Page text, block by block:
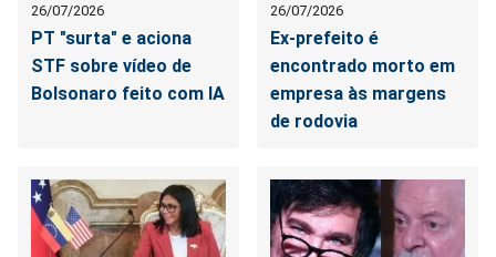
26/07/2026
PT "surta" e aciona
STF sobre vídeo de
Bolsonaro feito com IA
26/07/2026
Ex-prefeito é
encontrado morto em
empresa às margens
de rodovia